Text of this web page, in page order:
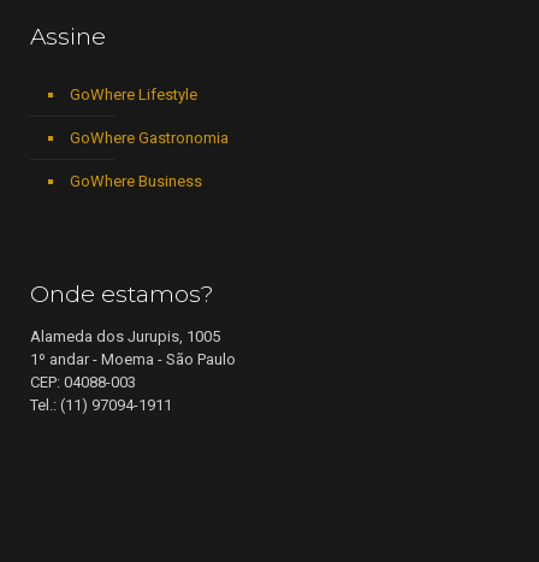
Assine
GoWhere Lifestyle
GoWhere Gastronomia
GoWhere Business
Onde estamos?
Alameda dos Jurupis, 1005
1º andar - Moema - São Paulo
CEP: 04088-003
Tel.: (11) 97094-1911